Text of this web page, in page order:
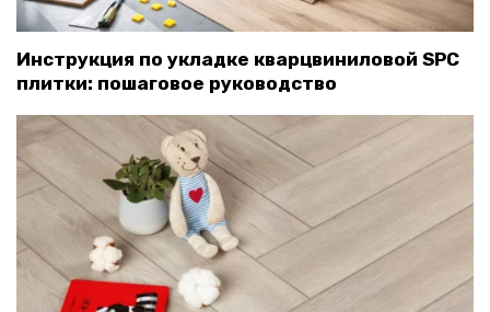
Инструкция по укладке кварцвиниловой SPC
плитки: пошаговое руководство